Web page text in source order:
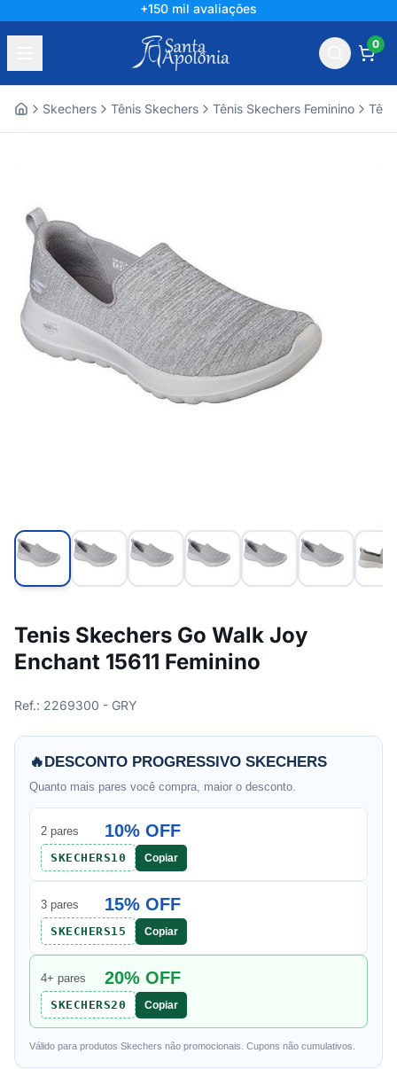
+150 mil avaliações
0
Skechers Tênis Skechers Tênis Skechers Feminino
Tenis Skechers Go Walk Joy
Enchant 15611 Feminino
Ref.: 2269300 - GRY
🔥DESCONTO PROGRESSIVO SKECHERS
Quanto mais pares você compra, maior o desconto.
2 pares 10% OFF
SKECHERS10 Copiar
3 pares 15% OFF
SKECHERS15 Copiar
4+ pares 20% OFF
SKECHERS20 Copiar
Válido para produtos Skechers não promocionais. Cupons não cumulativos.